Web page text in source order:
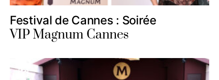
Festival de Cannes : Soirée
VIP Magnum Cannes